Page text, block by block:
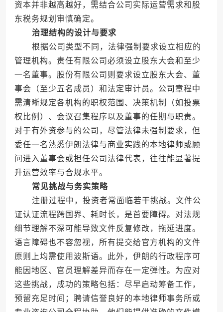
资本并非越高越好，需结合公司实际运营需求和股
东税务规划审慎确定。
治理结构的设计与要求
根据公司类型不同，法律强制要求设立相应的
管理机构。责任有限公司必须设立股东大会和至少
一名董事。股份有限公司则要求设立股东大会、董
事会（至少五名成员）和法定审计员。公司章程中
需清晰规定各机构的职权范围、决策机制（如投票
权比例）、会议召集程序以及董事的任期与职责。
对于有外资参与的公司，尽管法律未强制要求，但
委任一名熟悉伊朗法律与商业实践的本地律师或顾
问进入董事会或担任公司法律代表，往往能显著提
升运营效率与合规水平。
常见挑战与务实策略
注册过程中，投资者常面临若干挑战。文件公
证认证流程跨国界、耗时长，是首要障碍。对法规
细节理解不深可能导致文件反复修改，拖延进度。
语言障碍也不容忽视，所有提交给官方机构的文件
原则上均需使用波斯语。此外，伊朗的行政程序可
能因地区、官员理解差异而存在一定弹性。为应对
这些挑战，成功的策略包括：尽早启动筹备工作，
预留充足时间；聘请信誉良好的本地律师事务所或